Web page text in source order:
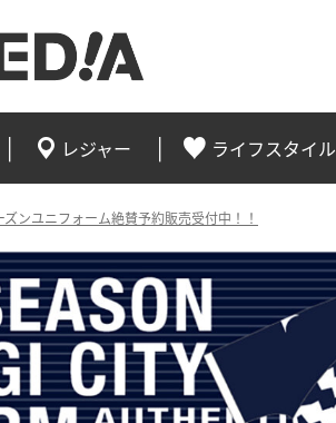
レジャー ライフスタイル
ンユニフォーム絶賛予約販売受付中！！